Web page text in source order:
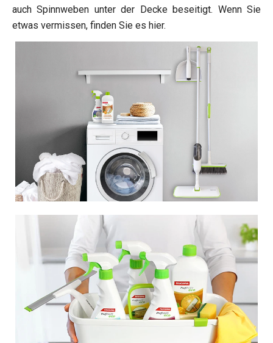
auch Spinnweben unter der Decke beseitigt. Wenn Sie
etwas vermissen, finden Sie es hier.